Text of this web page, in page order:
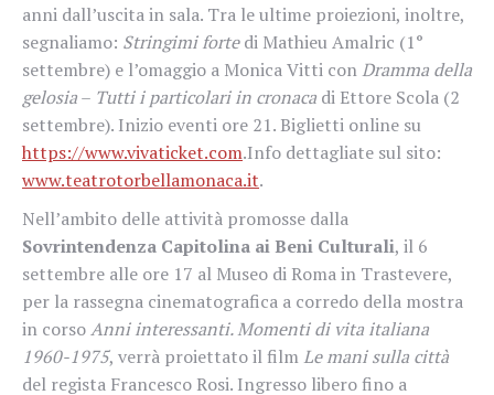
anni dall’uscita in sala. Tra le ultime proiezioni, inoltre,
segnaliamo: Stringimi fortedi Mathieu Amalric (1°
settembre) e l’omaggio a Monica Vitti conDramma della
gelosia– Tutti i particolari in cronaca di Ettore Scola (2
settembre). Inizio eventi ore 21. Biglietti online su
https://www.vivaticket.com.Info dettagliate sul sito:
www.teatrotorbellamonaca.it.
Nell’ambito delle attività promosse dalla
Sovrintendenza Capitolina ai Beni Culturali, il 6
settembre alle ore 17 al Museo di Roma in Trastevere,
per la rassegna cinematografica a corredo della mostra
in corsoAnni interessanti. Momenti di vita italiana
1960-1975, verrà proiettato il filmLe mani sulla città
del regista Francesco Rosi. Ingresso libero fino a